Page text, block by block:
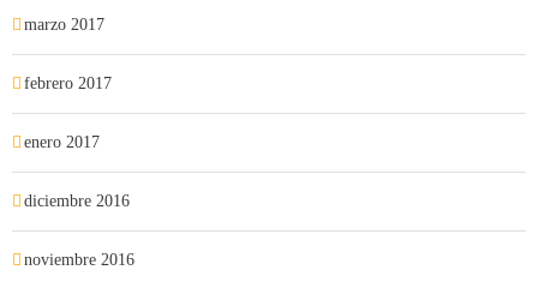
marzo 2017
febrero 2017
enero 2017
diciembre 2016
noviembre 2016